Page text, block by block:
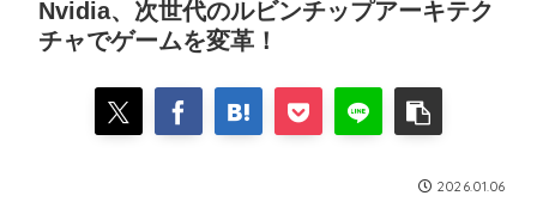
Nvidia、次世代のルビンチップアーキテク
チャでゲームを変革！
2026.01.06